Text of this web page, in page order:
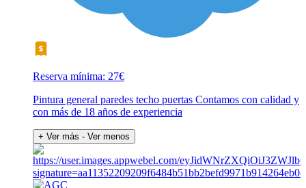
Reserva mínima: 27€
Pintura general paredes techo puertas Contamos con calidad y
con más de 18 años de experiencia
+ Ver más - Ver menos